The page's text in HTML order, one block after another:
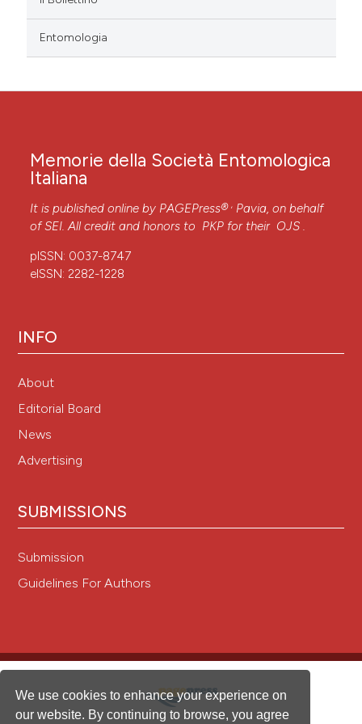
We use cookies to enhance your experience on
our website. By continuing to browse, you agree
Entomologia
Memorie della Società Entomologica
Italiana
It is published online by PAGEPress®, Pavia, on behalf
of SEI. All credit and honors to PKP for their OJS .
pISSN: 0037-8747
eISSN: 2282-1228
INFO
About
Editorial Board
News
Advertising
SUBMISSIONS
Submission
Guidelines For Authors